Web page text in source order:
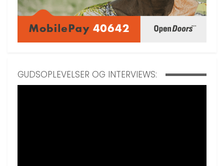
GUDSOPLEVELSER OG INTERVIEWS: